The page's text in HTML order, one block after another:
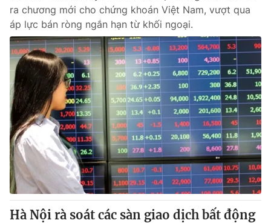
ra chương mới cho chứng khoán Việt Nam, vượt qua
áp lực bán ròng ngắn hạn từ khối ngoại.
Hà Nội rà soát các sàn giao dịch bất động